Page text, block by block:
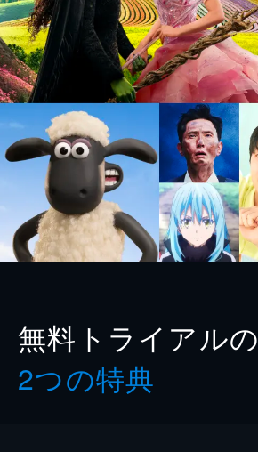
無料トライアルの
2つの特典